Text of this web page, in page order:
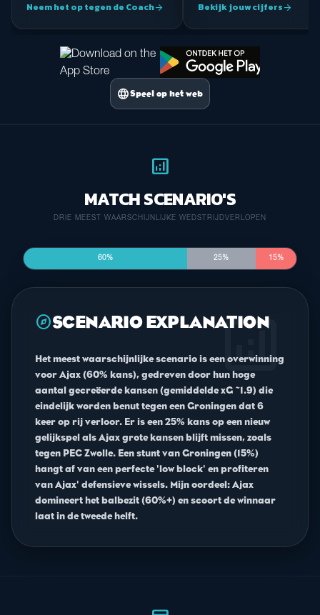
Neem het op tegen de Coacharrow_forward Bekijk jouw cijfersarrow_forward
languageSpeel op het web
analytics
MATCH SCENARIO'S
DRIE MEEST WAARSCHIJNLIJKE WEDSTRIJDVERLOPEN
60% 25% 15%
analytics
exploreSCENARIO EXPLANATION
Het meest waarschijnlijke scenario is een overwinning
voor Ajax (60% kans), gedreven door hun hoge
aantal gecreëerde kansen (gemiddelde xG ~1.9) die
eindelijk worden benut tegen een Groningen dat 6
keer op rij verloor. Er is een 25% kans op een nieuw
gelijkspel als Ajax grote kansen blijft missen, zoals
tegen PEC Zwolle. Een stunt van Groningen (15%)
hangt af van een perfecte 'low block' en profiteren
van Ajax' defensieve wissels. Mijn oordeel: Ajax
domineert het balbezit (60%+) en scoort de winnaar
laat in de tweede helft.